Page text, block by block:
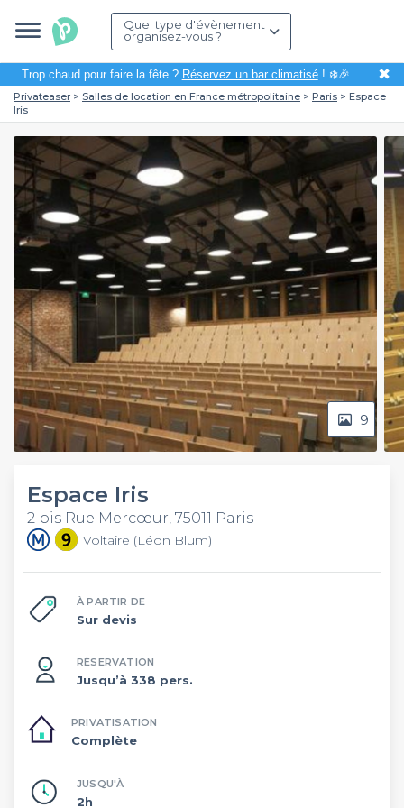
Quel type d'évènement
organisez-vous ?
Trop chaud pour faire la fête ? Réservez un bar climatisé! ❄️🎉 ✖
Privateaser Salles de location en France métropolitaine Paris
Espace
Iris
9
Espace Iris
2 bis Rue Mercœur, 75011 Paris
Voltaire (Léon Blum)
À PARTIR DE
Sur devis
RÉSERVATION
Jusqu’à 338 pers.
PRIVATISATION
Complète
JUSQU'À
2h